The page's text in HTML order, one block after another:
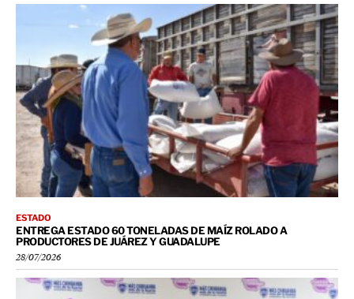
ESTADO
ENTREGA ESTADO 60 TONELADAS DE MAÍZ ROLADO A
PRODUCTORES DE JUÁREZ Y GUADALUPE
28/07/2026